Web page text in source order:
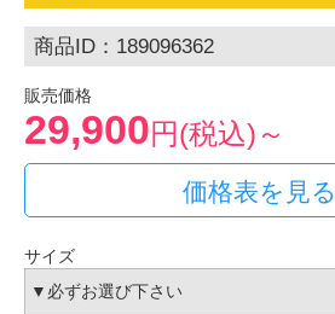
商品ID：189096362
販売価格
29,900円(税込)～
価格表を見る
サイズ